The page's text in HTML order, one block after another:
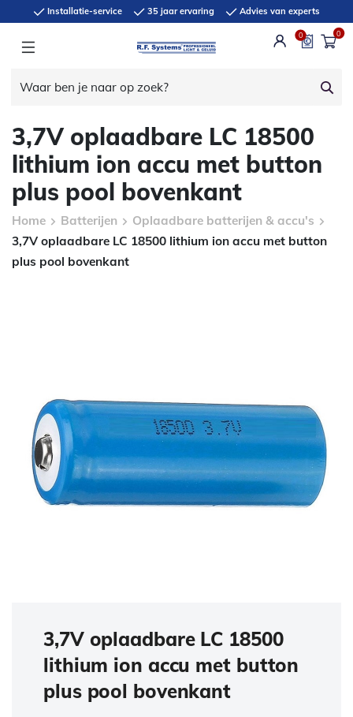
Installatie-service 35 jaar ervaring Advies van experts
0 0
3,7V oplaadbare LC 18500
lithium ion accu met button
plus pool bovenkant
Home Batterijen
Oplaadbare batterijen & accu's
3,7V oplaadbare LC 18500 lithium ion accu met button
plus pool bovenkant
3,7V oplaadbare LC 18500
lithium ion accu met button
plus pool bovenkant